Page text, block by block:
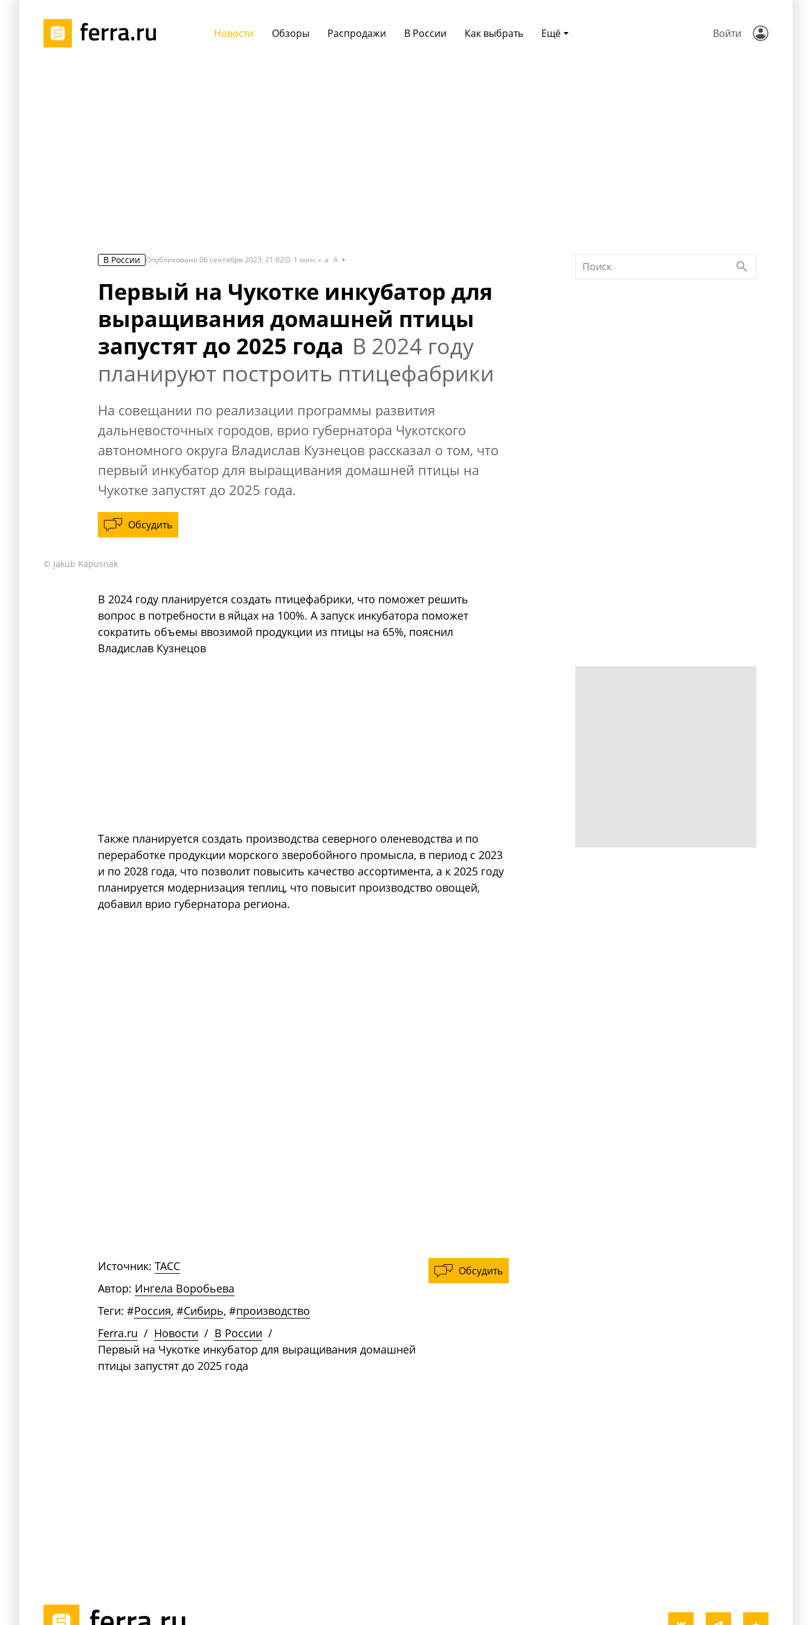
Ещё
Новости Обзоры Распродажи В России Как выбрать Войти
В России Опубликовано06 сентября 2023, 21:02 1 мин. a A
Первый на Чукотке инкубатор для
выращивания домашней птицы
запустят до 2025 года В 2024 году
планируют построить птицефабрики
На совещании по реализации программы развития
дальневосточных городов, врио губернатора Чукотского
автономного округа Владислав Кузнецов рассказал о том, что
первый инкубатор для выращивания домашней птицы на
Чукотке запустят до 2025 года.
Обсудить
© Jakub Kapusnak
В 2024 году планируется создать птицефабрики, что поможет решить
вопрос в потребности в яйцах на 100%. А запуск инкубатора поможет
сократить объемы ввозимой продукции из птицы на 65%, пояснил
Владислав Кузнецов
Также планируется создать производства северного оленеводства и по
переработке продукции морского зверобойного промысла, в период с 2023
и по 2028 года, что позволит повысить качество ассортимента, а к 2025 году
планируется модернизация теплиц, что повысит производство овощей,
добавил врио губернатора региона.
Обсудить
Источник: ТАСС
Автор: Ингела Воробьева
Теги: #Россия, #Сибирь, #производство
Ferra.ru / Новости / В России /
Первый на Чукотке инкубатор для выращивания домашней
птицы запустят до 2025 года